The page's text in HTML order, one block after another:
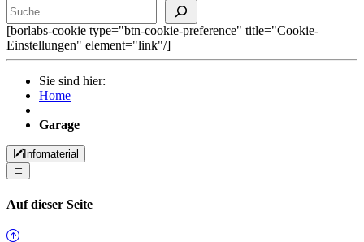
[borlabs-cookie type="btn-cookie-preference" title="Cookie-
Einstellungen" element="link"/]
Sie sind hier:
Home
Garage
Infomaterial
Auf dieser Seite